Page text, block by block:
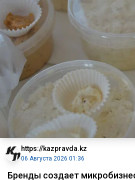
https://kazpravda.kz
06 Августа 2026 01:36
Бренды создает